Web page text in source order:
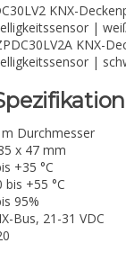
KNX-
|
KNX-
|
Durchmesser
x 47 mm
+35 °C
bis +55 °C
95%
Bus, 21-31 VDC